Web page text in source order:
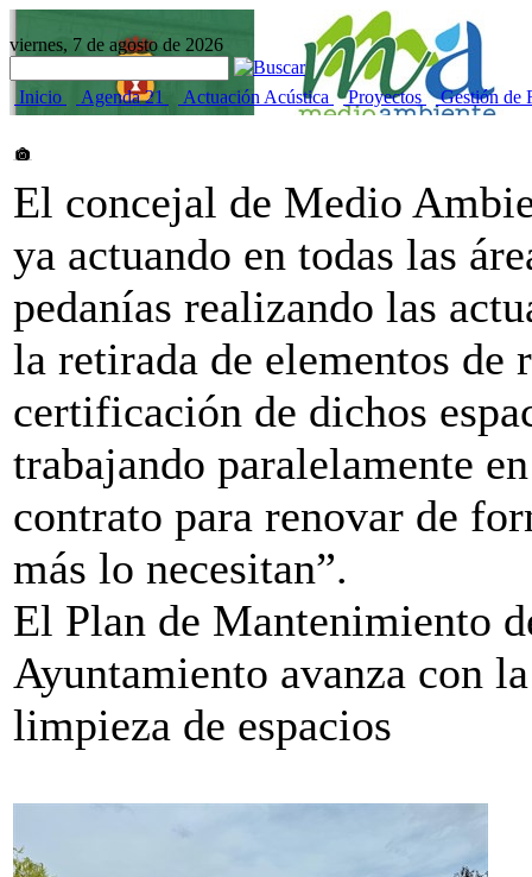
viernes, 7 de agosto de 2026
Inicio Agenda 21 Actuación Acústica Proyectos Gestión de
El concejal de Medio
ya actuando en todas las
pedanías realizando las
la retirada de elementos de
certificación de dichos
trabajando paralelamente
contrato para renovar de
más lo necesitan”.
El Plan de Mantenimiento
Ayuntamiento avanza con
limpieza de espacios